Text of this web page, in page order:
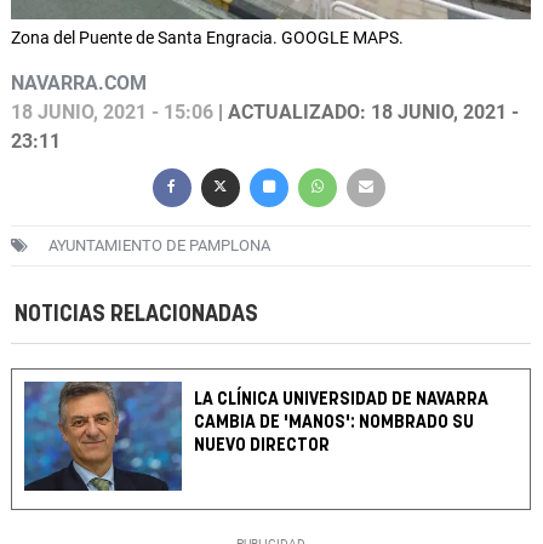
Zona del Puente de Santa Engracia. GOOGLE MAPS.
NAVARRA.COM
18 JUNIO, 2021 - 15:06 | ACTUALIZADO: 18 JUNIO, 2021 -
23:11
AYUNTAMIENTO DE PAMPLONA
NOTICIAS RELACIONADAS
LA CLÍNICA UNIVERSIDAD DE NAVARRA
CAMBIA DE 'MANOS': NOMBRADO SU
NUEVO DIRECTOR